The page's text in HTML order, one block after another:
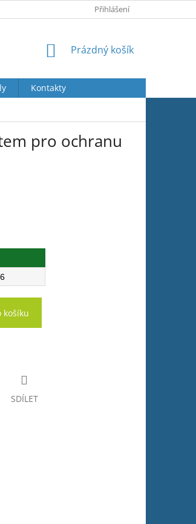
VRÁCENÍ ZBOŽÍ
Přihlášení
NÁKUPNÍ
Prázdný košík
Kontakty
pro ochranu
košíku
SDÍLET